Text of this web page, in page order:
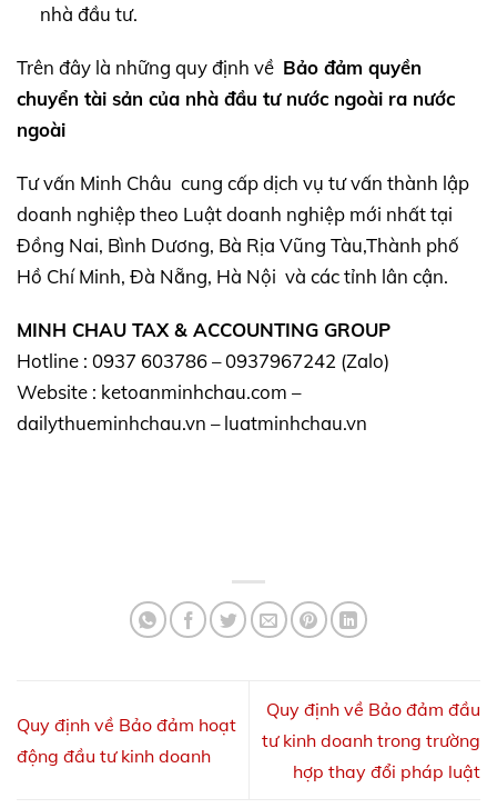
nhà đầu tư.
Trên đây là những quy định về Bảo đảm quyền
chuyển tài sản của nhà đầu tư nước ngoài ra nước
ngoài
Tư vấn Minh Châu cung cấp dịch vụ tư vấn thành lập
doanh nghiệp theo Luật doanh nghiệp mới nhất tại
Đồng Nai, Bình Dương, Bà Rịa Vũng Tàu,Thành phố
Hồ Chí Minh, Đà Nẵng, Hà Nội và các tỉnh lân cận.
MINH CHAU TAX & ACCOUNTING GROUP
Hotline : 0937 603786 – 0937967242 (Zalo)
Website : ketoanminhchau.com –
dailythueminhchau.vn – luatminhchau.vn
Quy định về Bảo đảm hoạt
động đầu tư kinh doanh
Quy định về Bảo đảm đầu
tư kinh doanh trong trường
hợp thay đổi pháp luật